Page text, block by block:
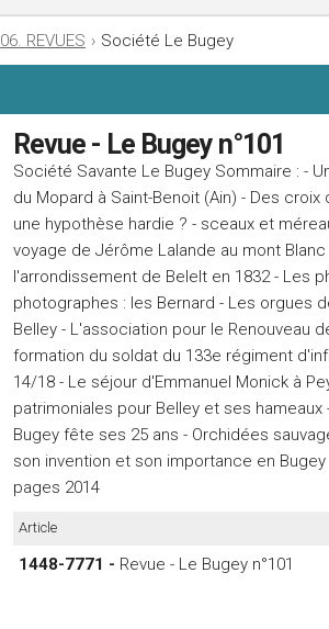
06. REVUES › Société Le Bugey
Revue - Le Bugey n°101
Société Savante Le Bugey Sommaire : -
du Mopard à Saint-Benoit (Ain) - Des
une hypothèse hardie ? - sceaux et
voyage de Jérôme Lalande au mont
l'arrondissement de Belelt en 1832 - Les
photographes : les Bernard - Les orgues
Belley - L'association pour le Renouveau
formation du soldat du 133e régiment
14/18 - Le séjour d'Emmanuel Monick à
patrimoniales pour Belley et ses
Bugey fête ses 25 ans - Orchidées
son invention et son importance en
pages 2014
Article
1448-7771 - Revue - Le Bugey n°101